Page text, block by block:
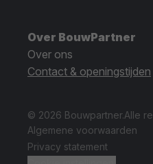
Over BouwPartner
Over ons
Contact & openingstijden
© 2026 Bouwpartner.Alle
Algemene voorwaarden
Privacy statement